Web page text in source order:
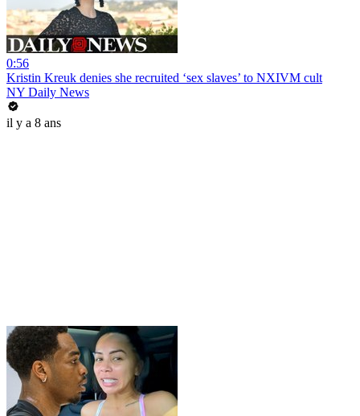
0:56
Kristin Kreuk denies she recruited ‘sex slaves’ to NXIVM cult
NY Daily News
il y a 8 ans